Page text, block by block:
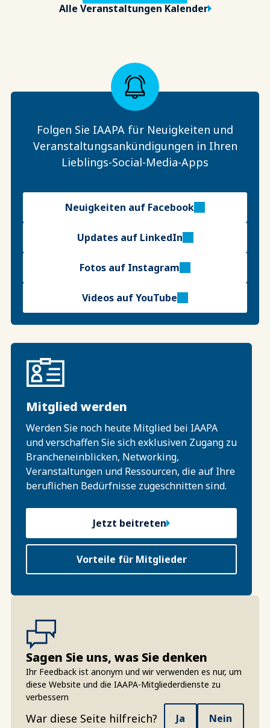
Alle Veranstaltungen Kalender
Folgen Sie IAAPA für Neuigkeiten und
Veranstaltungsankündigungen in Ihren
Lieblings-Social-Media-Apps
Neuigkeiten auf Facebook
Updates auf LinkedIn
Fotos auf Instagram
Videos auf YouTube
Mitglied werden
Werden Sie noch heute Mitglied bei IAAPA
und verschaffen Sie sich exklusiven Zugang zu
Brancheneinblicken, Networking,
Veranstaltungen und Ressourcen, die auf Ihre
beruflichen Bedürfnisse zugeschnitten sind.
Jetzt beitreten
Vorteile für Mitglieder
Sagen Sie uns, was Sie denken
Ihr Feedback ist anonym und wir verwenden es nur, um
diese Website und die IAAPA-Mitgliederdienste zu
verbessern
War diese Seite hilfreich? Ja Nein